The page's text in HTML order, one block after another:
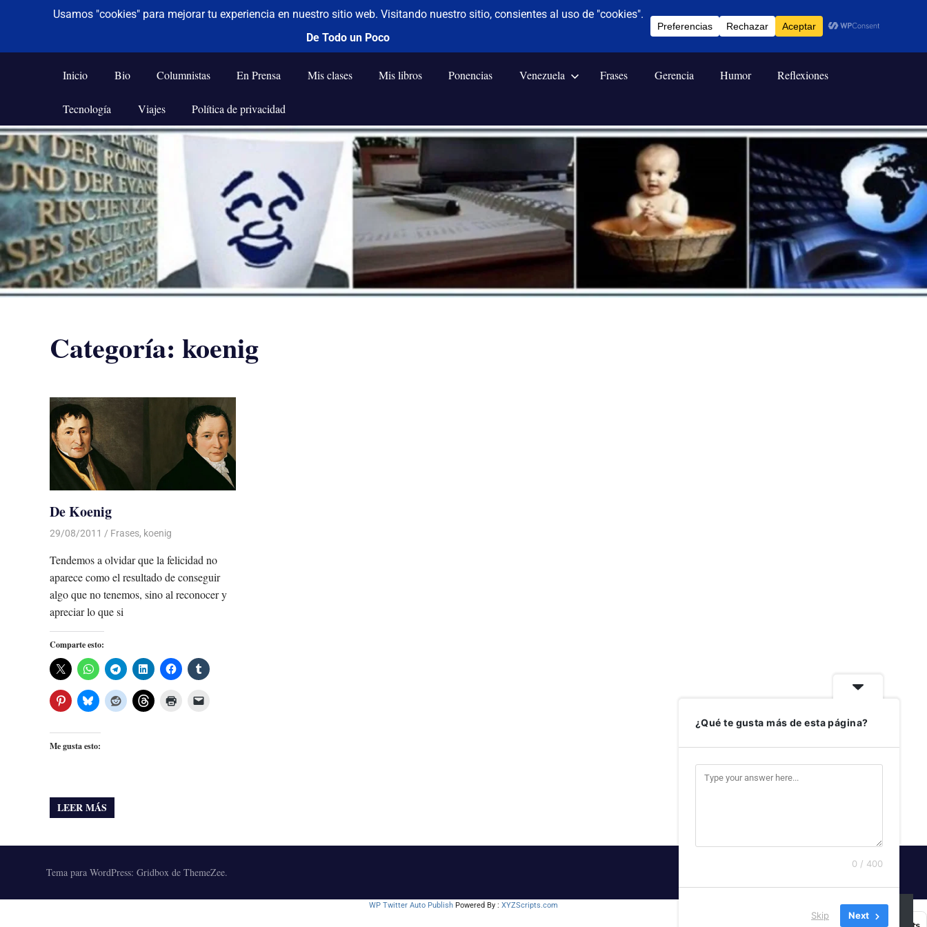
Saltar
al
contenido
De todo un poco
Frases,
Humor,
Tecnología
y
Viajes
Inicio Bio Columnistas En Prensa Mis clases Mis libros Ponencias Venezuela Frases Gerencia Humor Reflexiones
Tecnología Viajes Política de privacidad
Categoría: koenig
De Koenig
29/08/2011 Luis Castellanos
Frases, koenig
Tendemos a olvidar que la felicidad no
aparece como el resultado de conseguir
algo que no tenemos, sino al reconocer y
apreciar lo que si
Comparte esto:
Me gusta esto:
LEER MÁS
Tema para WordPress: Gridbox de ThemeZee.
WP Twitter Auto Publish Powered By : XYZScripts.com SUSCRIBIRSE
¿Qué te gusta más de esta página?
0 / 400
Skip Next